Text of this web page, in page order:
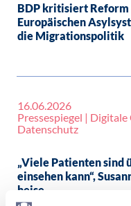
BDP kritisiert Reform
Europäischen
die Migrationspolitik
16.06.2026
Pressespiegel |
Datenschutz
„Viele Patienten sind
einsehen kann“,
heise